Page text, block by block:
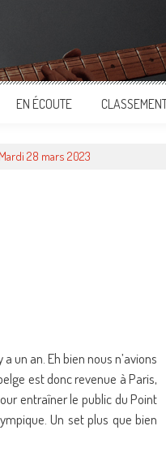
EN ÉCOUTE
28 mars 2023
a un an. Eh bien nous n’avions
est donc revenue à Paris,
entraîner le public du Point
Un set plus que bien